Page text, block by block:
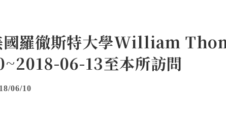
國羅徹斯特大學William
06-13至本所訪問
06/10